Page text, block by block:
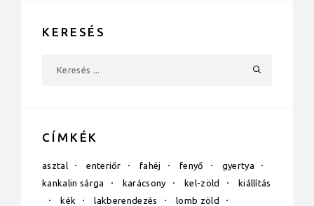
KERESÉS
CÍMKÉK
asztal enteriőr fahéj fenyő
gyertya
kankalin sárga
karácsony kel-zöld
kiállítás
kék
lakberendezés
lomb zöld